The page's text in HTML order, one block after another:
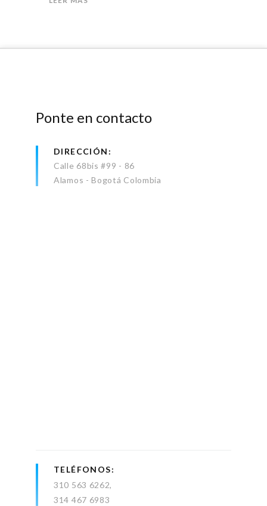
Ponte en contacto
DIRECCIÓN
Calle 68bis #99 - 86
Alamos - Bogotá Colombia
TELÉFONOS
310 563 6262
314 467 6983